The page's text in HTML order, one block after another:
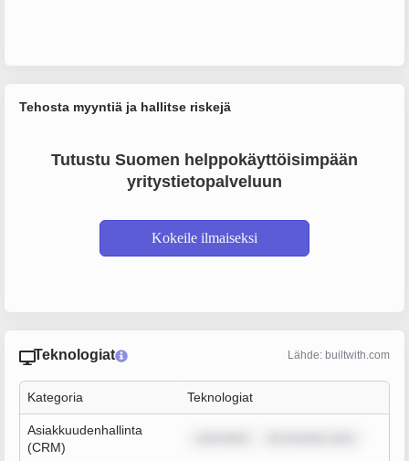
Tehosta myyntiä ja hallitse riskejä
Tutustu Suomen helppokäyttöisimpään
yritystietopalveluun
Kokeile ilmaiseksi
Teknologiat Lähde: builtwith.com
Kategoria Teknologiat
Asiakkuudenhallinta
(CRM)